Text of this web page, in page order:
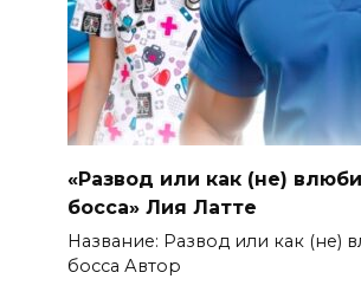
«Развод или как (не)
босса» Лия Латте
Название: Развод или как (не)
босса Автор